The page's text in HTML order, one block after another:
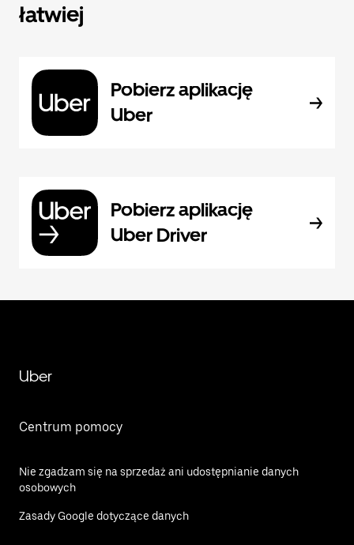
łatwiej
Pobierz aplikację
Uber
Pobierz aplikację
Uber Driver
Uber
Centrum pomocy
Nie zgadzam się na sprzedaż ani udostępnianie danych
osobowych
Zasady Google dotyczące danych